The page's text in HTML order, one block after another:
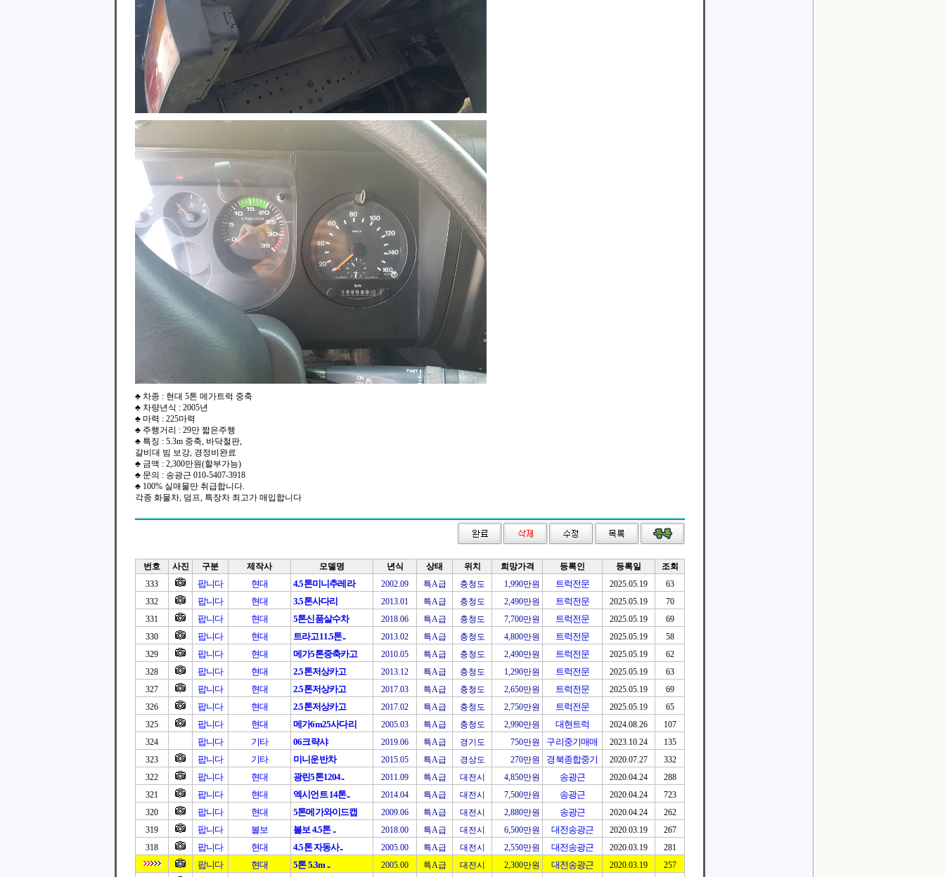
♣ 차종 : 현대 5톤 메가트럭 중축
♣ 차량년식 : 2005년
♣ 마력 : 225마력
♣ 주행거리 : 29만 짧은주행
♣ 특징 : 5.3m 중축, 바닥철판,
갈비대 빔 보강, 경정비완료
♣ 금액 : 2,300만원(할부가능)
♣ 문의 : 송광근 010-5407-3918
♣ 100% 실매물만 취급합니다.
각종 화물차, 덤프, 특장차 최고가 매입합니다
번호 사진 구분 제작사 모델명 년식 상태 위치 희망가격 등록인 등록일
조회
333
팝니다 현대 4.5톤미니추레라 2002.09 특A급 충청도 1,990만원 트럭전문 2025.05.19
63
332
팝니다 현대 3.5톤사다리 2013.01 특A급 충청도 2,490만원 트럭전문 2025.05.19
70
331
팝니다 현대 5톤신품살수차 2018.06 특A급 충청도 7,700만원 트럭전문 2025.05.19
69
330
팝니다 현대 트라고11.5톤.. 2013.02 특A급 충청도 4,800만원 트럭전문 2025.05.19
58
329
팝니다 현대 메가5톤중축카고 2010.05 특A급 충청도 2,490만원 트럭전문 2025.05.19
62
328
팝니다 현대 2.5톤저상카고 2013.12 특A급 충청도 1,290만원 트럭전문 2025.05.19
63
327
팝니다 현대 2.5톤저상카고 2017.03 특A급 충청도 2,650만원 트럭전문 2025.05.19
69
326
팝니다 현대 2.5톤저상카고 2017.02 특A급 충청도 2,750만원 트럭전문 2025.05.19
65
325
팝니다 현대 메가6m25사다리 2005.03 특A급 충청도 2,990만원 대현트럭 2024.08.26
107
324
팝니다 기타 06크략샤 2019.06 특A급 경기도 750만원 구리중기매매 2023.10.24
135
323
팝니다 기타 미니운반차 2015.05 특A급 경상도 270만원 경북종합중기 2020.07.27
332
322
팝니다 현대 광린5톤1204.. 2011.09 특A급 대전시 4,850만원 송광근 2020.04.24
288
321
팝니다 현대 엑시언트 14톤.. 2014.04 특A급 대전시 7,500만원 송광근 2020.04.24
723
320
팝니다 현대 5톤메가와이드캡 2009.06 특A급 대전시 2,880만원 송광근 2020.04.24
262
319
팝니다 볼보 볼보 4.5톤 .. 2018.00 특A급 대전시 6,500만원 대전송광근 2020.03.19
267
318
팝니다 현대 4.5톤 자동사.. 2005.00 특A급 대전시 2,550만원 대전송광근 2020.03.19 281
팝니다 현대 5톤 5.3m .. 2005.00 특A급 대전시 2,300만원 대전송광근 2020.03.19
257